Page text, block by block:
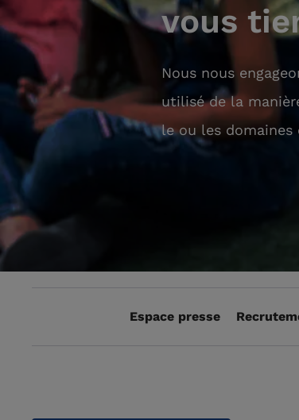
vous
Nous nous
utilisé de la
le ou les domaines
Espace presse